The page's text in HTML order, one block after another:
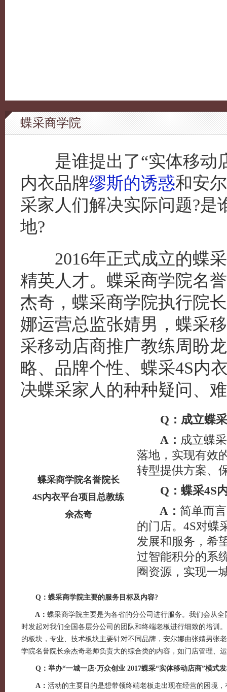
蝶采商学院
是谁提出了“实体移动
内衣品牌缪斯的诱惑和安
采家人们解决实际问题?是
地?
2016年正式成立的蝶采
精英人才。蝶采商学院名
杰奇，蝶采商学院执行院
娜运营总监张婧男，蝶采
采移动店商推广教练周盼
略、品牌个性、蝶采4S内
决蝶采家人的种种疑问、
Q：成立蝶
A： 成立蝶
落地，实现有效
转型提供方案、
Q：蝶采4S
A： 简单而
的门店。4S对蝶
发展和服务，希
过智能积分的系
圈资源，实现一
蝶采商学院名誉院长
4S内衣平台项目总教练
余杰奇
Q：蝶采商学院主要的服务目标及内容?
A： 蝶采商学院主要是为各省的分公司进行服务。我们会从
时发起对我们全国各层分公司的团队和终端老板进行细致的培训
的板块，专业、技术板块主要针对不同品牌，安尔娜由张婧男张
学院名誉院长余杰奇老师负责大的综合类的内容，如门店管理、
Q：举办“一城一店·万众创业 2017蝶采“实体移动店商”模式
A： 活动的主要目的是想带领终端老板走出现在经营的困境